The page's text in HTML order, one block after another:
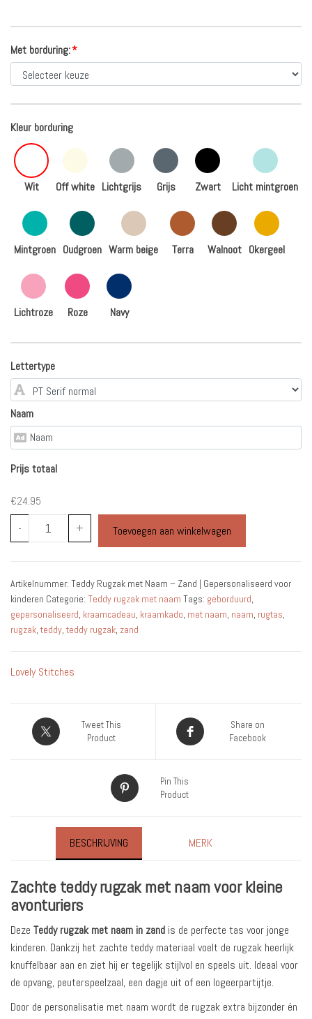
Met borduring:*
Kleur borduring
Wit Off white Lichtgrijs Grijs Zwart Licht mintgroen
Mintgroen Oudgroen Warm beige Terra Walnoot Okergeel
Lichtroze Roze Navy
Lettertype
Naam
Prijs totaal
€24.95
-
Teddy
Rugzak
–
Zand
|
kinderen
+ Toevoegen aan winkelwagen
Artikelnummer: Teddy Rugzak met Naam – Zand | Gepersonaliseerd voor
kinderen Categorie: Teddy rugzak met naam Tags: geborduurd
gepersonaliseerd kraamcadeau kraamkado met naam naam rugtas
rugzak ,teddy ,teddy rugzak zand
Lovely Stitches
Tweet This
Product
Share on
Facebook
Pin This
Product
BESCHRIJVING MERK
Zachte teddy rugzak met naam voor kleine
avonturiers
Deze Teddy rugzak met naam in zand is de perfecte tas voor jonge
kinderen. Dankzij het zachte teddy materiaal voelt de rugzak heerlijk
knuffelbaar aan en ziet hij er tegelijk stijlvol en speels uit. Ideaal voor
de opvang, peuterspeelzaal, een dagje uit of een logeerpartijtje.
Door de personalisatie met naam wordt de rugzak extra bijzonder én